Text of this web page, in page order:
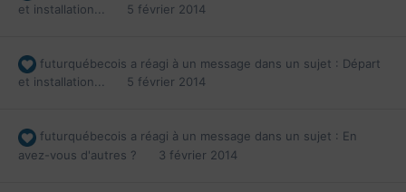
et installation...
5 février 2014
futurquébecois a réagi à un message dans un sujet : Départ
et installation...
5 février 2014
futurquébecois a réagi à un message dans un sujet : En
avez-vous d'autres ?
3 février 2014